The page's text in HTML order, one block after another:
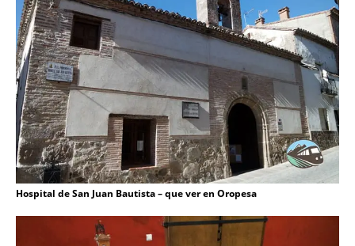
Hospital de San Juan Bautista – que ver en Oropesa